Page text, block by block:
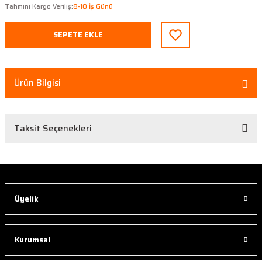
Tahmini Kargo Veriliş:8-10 İş Günü
SEPETE EKLE
Ürün Bilgisi
Taksit Seçenekleri
Üyelik
Kurumsal